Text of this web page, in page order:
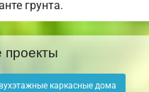
грунта.
каркасные дома